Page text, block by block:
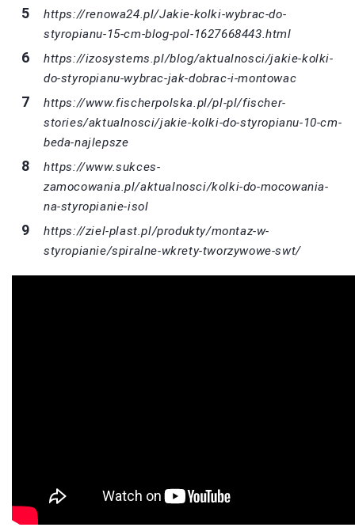
https://renowa24.pl/Jakie-kolki-wybrac-do-
styropianu-15-cm-blog-pol-1627668443.html
https://izosystems.pl/blog/aktualnosci/jakie-kolki-
do-styropianu-wybrac-jak-dobrac-i-montowac
https://www.fischerpolska.pl/pl-pl/fischer-
stories/aktualnosci/jakie-kolki-do-styropianu-10-cm-
beda-najlepsze
https://www.sukces-
zamocowania.pl/aktualnosci/kolki-do-mocowania-
na-styropianie-isol
https://ziel-plast.pl/produkty/montaz-w-
styropianie/spiralne-wkrety-tworzywowe-swt/